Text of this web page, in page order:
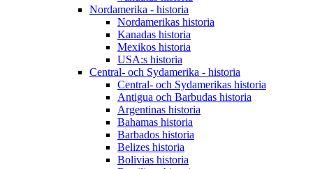
Nordamerika - historia
Nordamerikas historia
Kanadas historia
Mexikos historia
USA:s historia
Central- och Sydamerika - historia
Central- och Sydamerikas historia
Antigua och Barbudas historia
Argentinas historia
Bahamas historia
Barbados historia
Belizes historia
Bolivias historia